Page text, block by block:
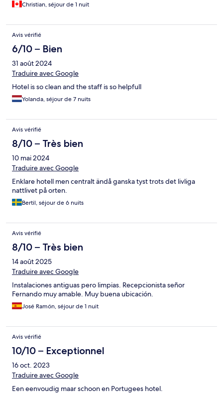
Christian, séjour de 1 nuit
Avis vérifié
6/10 – Bien
31 août 2024
Traduire avec Google
Hotel is so clean and the staff is so helpfull
Yolanda, séjour de 7 nuits
Avis vérifié
8/10 – Très bien
10 mai 2024
Traduire avec Google
Enklare hotell men centralt ändå ganska tyst trots det livliga
nattlivet på orten.
Bertil, séjour de 6 nuits
Avis vérifié
8/10 – Très bien
14 août 2025
Traduire avec Google
Instalaciones antiguas pero limpias. Recepcionista señor
Fernando muy amable. Muy buena ubicación.
José Ramón, séjour de 1 nuit
Avis vérifié
10/10 – Exceptionnel
16 oct. 2023
Traduire avec Google
Een eenvoudig maar schoon en Portugees hotel.